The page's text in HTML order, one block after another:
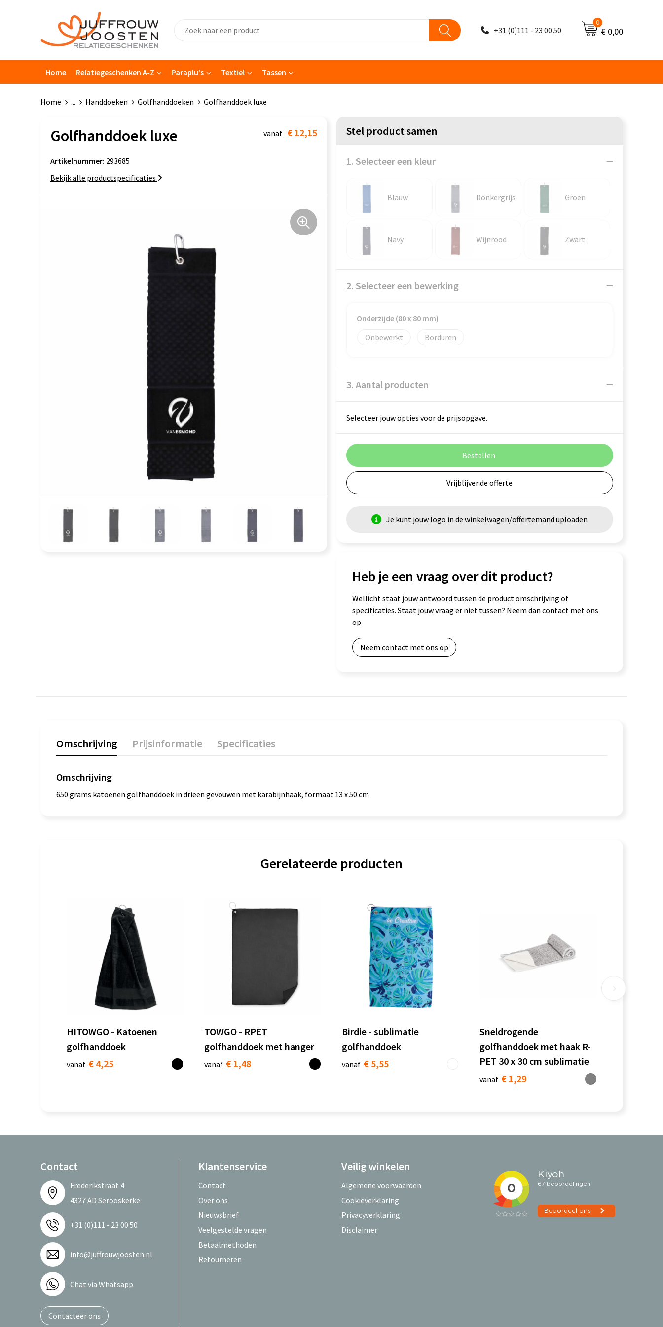
+31 (0)111 - 23 00 50
0
€ 0,00
Home Relatiegeschenken A-Z Paraplu's Textiel Tassen
Home ... Handdoeken Golfhanddoeken Golfhanddoek luxe
Golfhanddoek luxe vanaf € 12,15
Artikelnummer: 293685
Bekijk alle productspecificaties
Stel product samen
1. Selecteer een kleur
Blauw Donkergrijs Groen
Navy Wijnrood Zwart
2. Selecteer een bewerking
Onderzijde (80 x 80 mm)
Onbewerkt
Borduren
3. Aantal producten
Selecteer jouw opties voor de prijsopgave.
Bestellen
Vrijblijvende offerte
Je kunt jouw logo in de winkelwagen/offertemand uploaden
Heb je een vraag over dit product?
Wellicht staat jouw antwoord tussen de product omschrijving of
specificaties. Staat jouw vraag er niet tussen? Neem dan contact met ons
op
Neem contact met ons op
Omschrijving Prijsinformatie Specificaties
Omschrijving
650 grams katoenen golfhanddoek in drieën gevouwen met karabijnhaak, formaat 13 x 50 cm
Gerelateerde producten
HITOWGO - Katoenen
golfhanddoek
vanaf € 4,25
TOWGO - RPET
golfhanddoek met hanger
vanaf € 1,48
Birdie - sublimatie
golfhanddoek
vanaf € 5,55
Sneldrogende
golfhanddoek met haak R-
PET 30 x 30 cm sublimatie
vanaf € 1,29
Contact
Frederikstraat 4
4327 AD Serooskerke
+31 (0)111 - 23 00 50
info@juffrouwjoosten.nl
Chat via Whatsapp
Contacteer ons
Klantenservice
Contact
Over ons
Nieuwsbrief
Veelgestelde vragen
Betaalmethoden
Retourneren
Veilig winkelen
Algemene voorwaarden
Cookieverklaring
Privacyverklaring
Disclaimer